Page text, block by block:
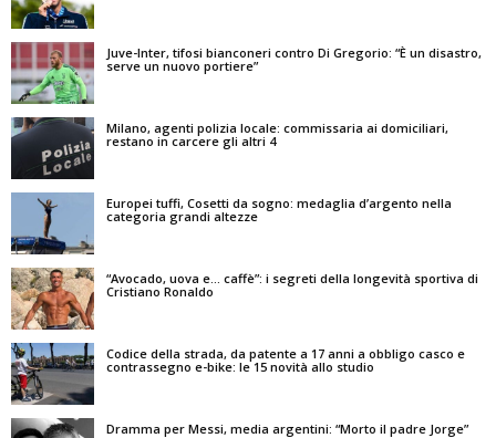
Juve-Inter, tifosi bianconeri contro Di Gregorio: “È un disastro,
serve un nuovo portiere”
Milano, agenti polizia locale: commissaria ai domiciliari,
restano in carcere gli altri 4
Europei tuffi, Cosetti da sogno: medaglia d’argento nella
categoria grandi altezze
“Avocado, uova e… caffè”: i segreti della longevità sportiva di
Cristiano Ronaldo
Codice della strada, da patente a 17 anni a obbligo casco e
contrassegno e-bike: le 15 novità allo studio
Dramma per Messi, media argentini: “Morto il padre Jorge”